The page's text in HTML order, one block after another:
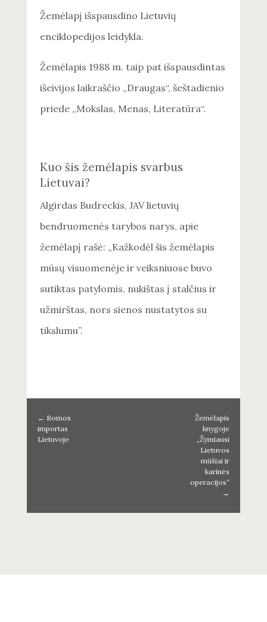
Žemėlapį išspausdino Lietuvių
enciklopedijos leidykla.
Žemėlapis 1988 m. taip pat išspausdintas
išeivijos laikraščio „Draugas“, šeštadienio
priede „Mokslas, Menas, Literatūra“.
Kuo šis žemėlapis svarbus
Lietuvai?
Algirdas Budreckis, JAV lietuvių
bendruomenės tarybos narys, apie
žemėlapį rašė: „Kažkodėl šis žemėlapis
mūsų visuomenėje ir veiksniuose buvo
sutiktas patylomis, nukištas į stalčius ir
užmirštas, nors sienos nustatytos su
tikslumu”.
← Romos
importas
Lietuvoje
Žemėlapis
knygoje
„Žymiausi
Lietuvos
mūšiai ir
karinės
operacijos“
→